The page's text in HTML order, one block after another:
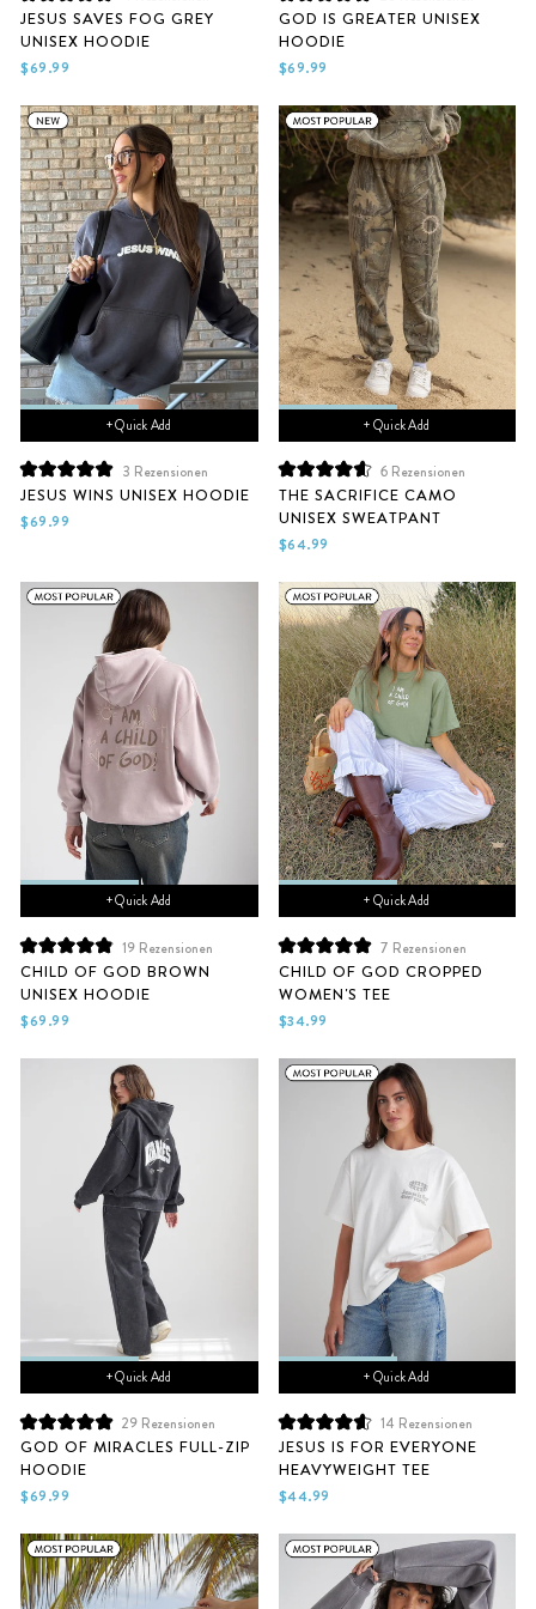
Mit
5.0
von
5
Sternen
JESUS SAVES FOG GREY
UNISEX HOODIE
$69.99
Mit
5.0
von
5
Sternen
GOD IS GREATER UNISEX
HOODIE
$69.99
+ Quick Add
Mit
5.0
von
5
3 Rezensionen
JESUS WINS UNISEX HOODIE
$69.99
+ Quick Add
Mit
4.7
von
5
Sternen
6Rezensionen
THE SACRIFICE CAMO
UNISEX SWEATPANT
$64.99
+ Quick Add
Mit
4.9
von
5
Sternen
19 Rezensionen
CHILD OF GOD BROWN
UNISEX HOODIE
$69.99
+ Quick Add
Mit
5.0
von
5
Sternen
7 Rezensionen
CHILD OF GOD CROPPED
WOMEN'S TEE
$34.99
+ Quick Add
Mit
5.0
von
5
Sternen
29 Rezensionen
GOD OF MIRACLES FULL-ZIP
HOODIE
$69.99
+ Quick Add
Mit
4.7
von
5
Sternen
14 Rezensionen
JESUS IS FOR EVERYONE
HEAVYWEIGHT TEE
$44.99